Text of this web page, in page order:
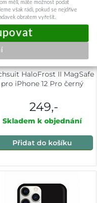
HaloFrost II MagSafe
pro iPhone 12 Pro černý
249,-
Skladem k objednání
Přidat do košíku
měli, máte možnost podat
však rádi, pokud se nejdříve
obratem vyřešit.